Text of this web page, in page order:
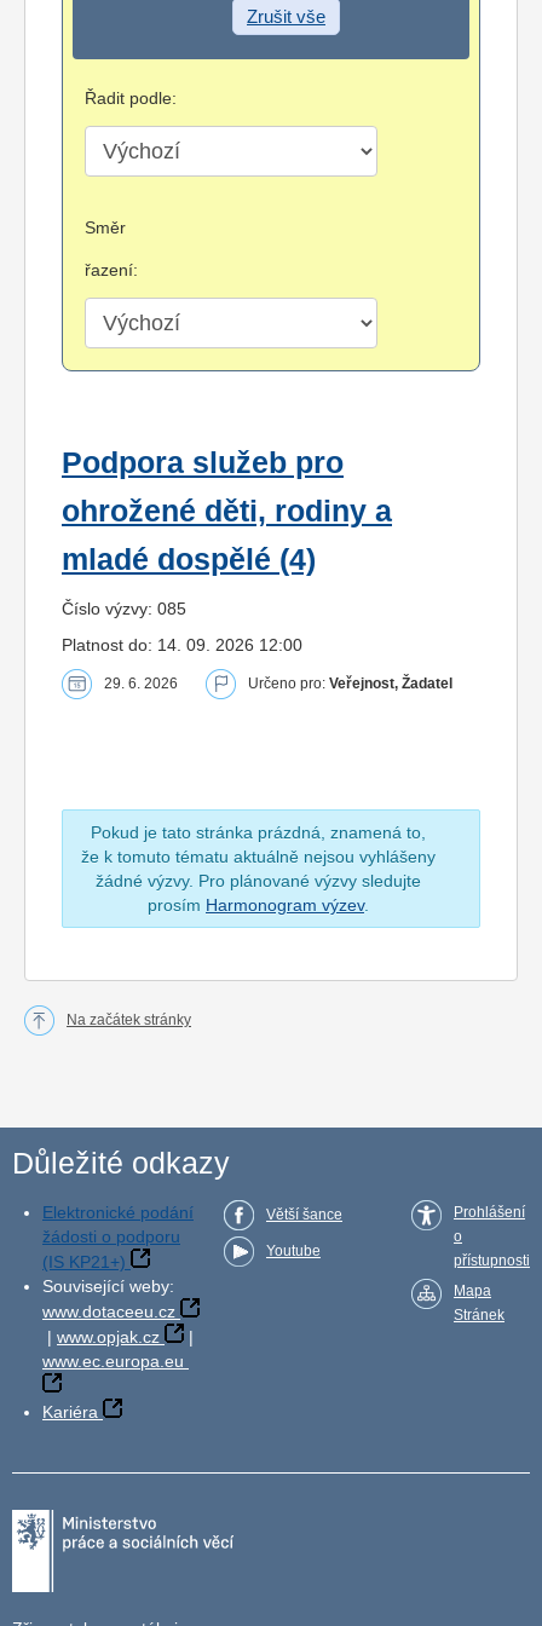
Zrušit vše
Řadit podle:
Směr
řazení:
Podpora služeb pro
ohrožené děti, rodiny a
mladé dospělé (4)
Číslo výzvy: 085
Platnost do: 14. 09. 2026 12:00
29. 6. 2026 Určeno pro: Veřejnost, Žadatel
Pokud je tato stránka prázdná, znamená to,
že k tomuto tématu aktuálně nejsou vyhlášeny
žádné výzvy. Pro plánované výzvy sledujte
prosím Harmonogram výzev.
Na začátek stránky
Důležité odkazy
Elektronické podání
žádosti o podporu
(IS KP21+)
Související weby:
www.dotaceeu.cz
| www.opjak.cz
|
www.ec.europa.eu
Kariéra
Větší šance
Youtube
Prohlášení
o
přístupnosti
Mapa
Stránek